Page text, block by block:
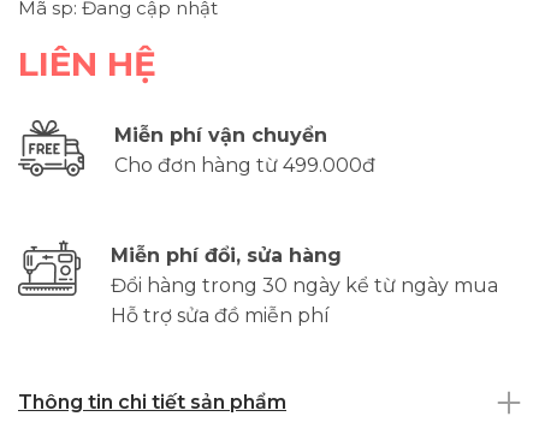
Mã sp: Đang cập nhật
LIÊN HỆ
Miễn phí vận chuyển
Cho đơn hàng từ 499.000đ
Miễn phí đổi, sửa hàng
Đổi hàng trong 30 ngày kể từ ngày mua
Hỗ trợ sửa đồ miễn phí
Thông tin chi tiết sản phẩm